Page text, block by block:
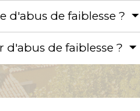
de faiblesse ?
de faiblesse ?